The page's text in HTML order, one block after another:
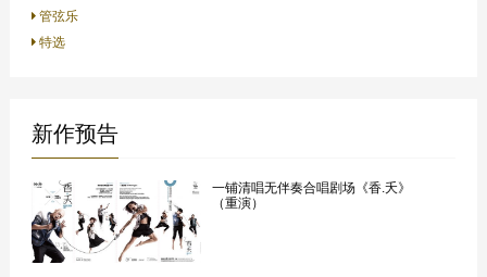
管弦乐
特选
新作预告
一铺清唱无伴奏合唱剧场《香.夭》
（重演）